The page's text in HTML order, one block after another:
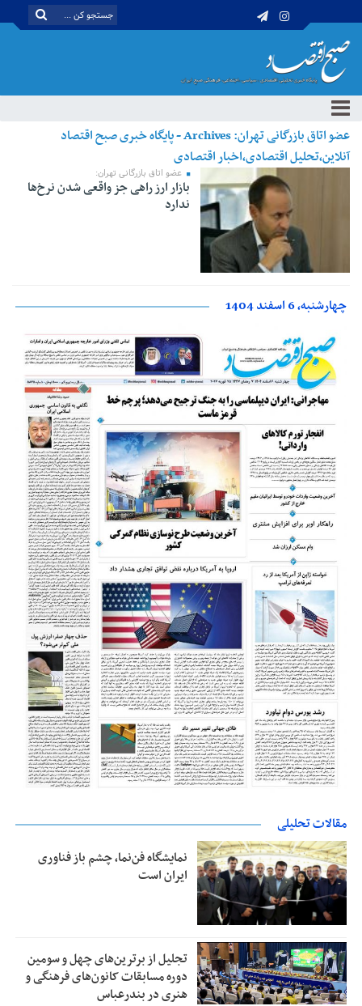
عضو اتاق بازرگانی تهران: Archives - پایگاه خبری صبح اقتصاد
آنلاین،تحلیل اقتصادی،اخبار اقتصادی
عضو اتاق بازرگانی تهران:
بازار ارز راهی جز واقعی شدن نرخ‌ها
ندارد
چهارشنبه، 6 اسفند 1404
مقالات تحلیلی
نمایشگاه فن‌نما، چشم باز فناوری
ایران است
تجلیل از بر‌ترین‌های چهل و سومین
دوره مسابقات کانون‌های فرهنگی و
هنری در بندرعباس